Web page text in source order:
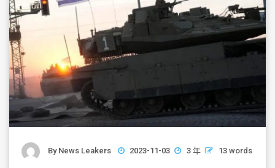
By News Leakers 2023-11-03 3 年 13 words